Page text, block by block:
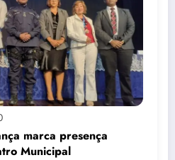
marca presença
Municipal